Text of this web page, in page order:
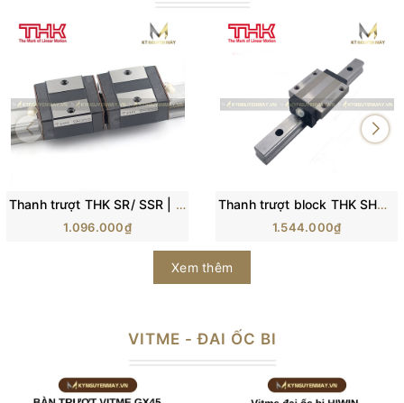
Thanh trượt THK SR/ SSR | SR15, SR20, SR25, SR30, SR35
1.096.000₫
Thanh trượt block THK SHS15, SH20, SHS25, SHS30, SHS35, SHS45
1.544.000₫
Xem thêm
VITME - ĐAI ỐC BI